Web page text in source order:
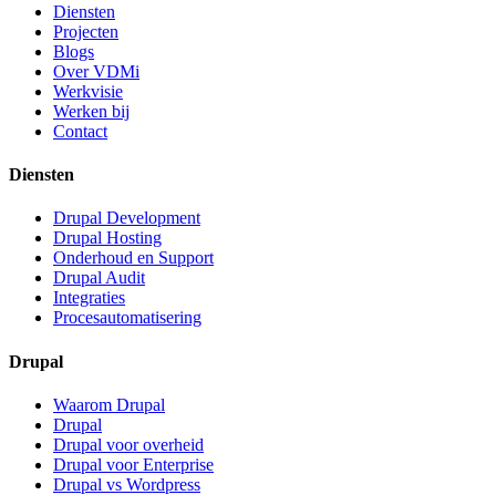
Diensten
Projecten
Blogs
Over VDMi
Werkvisie
Werken bij
Contact
Diensten
Drupal Development
Drupal Hosting
Onderhoud en Support
Drupal Audit
Integraties
Procesautomatisering
Drupal
Waarom Drupal
Drupal
Drupal voor overheid
Drupal voor Enterprise
Drupal vs Wordpress